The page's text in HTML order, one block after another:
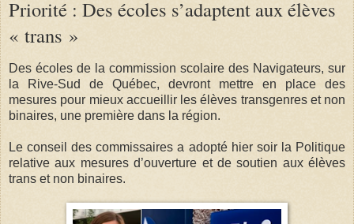
Priorité : Des écoles s’adaptent aux élèves
« trans »
Des écoles de la commission scolaire des Navigateurs, sur
la Rive-Sud de Québec, devront mettre en place des
mesures pour mieux accueillir les élèves transgenres et non
binaires, une première dans la région.
Le conseil des commissaires a adopté hier soir la Politique
relative aux mesures d’ouverture et de soutien aux élèves
trans et non binaires.